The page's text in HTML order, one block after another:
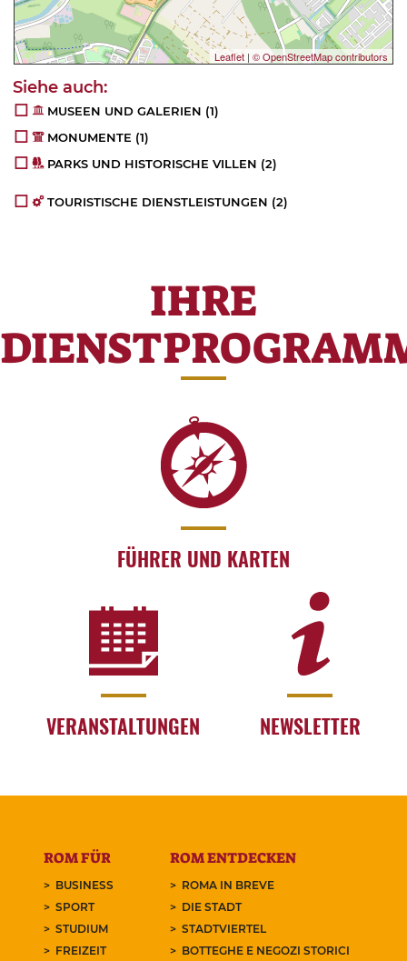
Leaflet | © OpenStreetMap contributors
MUSEEN UND GALERIEN (1)
MONUMENTE (1)
PARKS UND HISTORISCHE VILLEN (2)
TOURISTISCHE DIENSTLEISTUNGEN (2)
IHRE
FÜHRER UND KARTEN
VERANSTALTUNGEN NEWSLETTER
ROM FÜR
BUSINESS
SPORT
STUDIUM
FREIZEIT
ROM ENTDECKEN
ROMA IN BREVE
DIE STADT
STADTVIERTEL
BOTTEGHE E NEGOZI STORICI